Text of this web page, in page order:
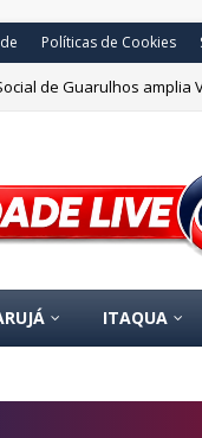
Políticas de Cookies
Social de Guarulhos
cinco suspeitos por
ITAQUA